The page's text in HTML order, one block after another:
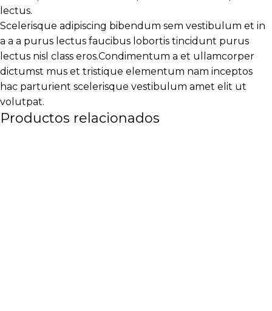
lectus.
Scelerisque adipiscing bibendum sem vestibulum et in
a a a purus lectus faucibus lobortis tincidunt purus
lectus nisl class eros.Condimentum a et ullamcorper
dictumst mus et tristique elementum nam inceptos
hac parturient scelerisque vestibulum amet elit ut
volutpat.
Productos relacionados